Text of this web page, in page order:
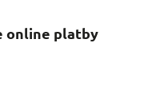
online platby